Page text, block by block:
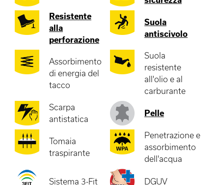
Resistente
alla
perforazione
Suola
antiscivolo
Assorbimento
di energia del
tacco
Suola
resistente
all'olio e al
carburante
Scarpa
antistatica
Pelle
Tomaia
traspirante
Penetrazione e
assorbimento
dell'acqua
Sistema 3-Fit DGUV